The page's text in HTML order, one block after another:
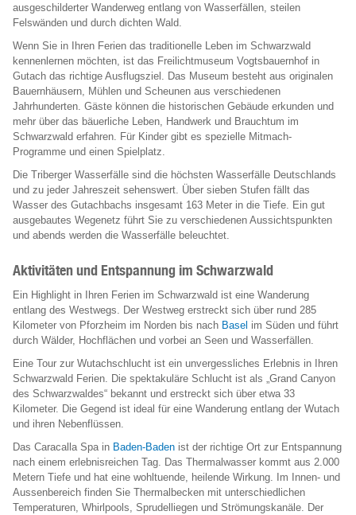
ausgeschilderter Wanderweg entlang von Wasserfällen, steilen
Felswänden und durch dichten Wald.
Wenn Sie in Ihren Ferien das traditionelle Leben im Schwarzwald
kennenlernen möchten, ist das Freilichtmuseum Vogtsbauernhof in
Gutach das richtige Ausflugsziel. Das Museum besteht aus originalen
Bauernhäusern, Mühlen und Scheunen aus verschiedenen
Jahrhunderten. Gäste können die historischen Gebäude erkunden und
mehr über das bäuerliche Leben, Handwerk und Brauchtum im
Schwarzwald erfahren. Für Kinder gibt es spezielle Mitmach-
Programme und einen Spielplatz.
Die Triberger Wasserfälle sind die höchsten Wasserfälle Deutschlands
und zu jeder Jahreszeit sehenswert. Über sieben Stufen fällt das
Wasser des Gutachbachs insgesamt 163 Meter in die Tiefe. Ein gut
ausgebautes Wegenetz führt Sie zu verschiedenen Aussichtspunkten
und abends werden die Wasserfälle beleuchtet.
Aktivitäten und Entspannung im Schwarzwald
Ein Highlight in Ihren Ferien im Schwarzwald ist eine Wanderung
entlang des Westwegs. Der Westweg erstreckt sich über rund 285
Kilometer von Pforzheim im Norden bis nach Basel im Süden und führt
durch Wälder, Hochflächen und vorbei an Seen und Wasserfällen.
Eine Tour zur Wutachschlucht ist ein unvergessliches Erlebnis in Ihren
Schwarzwald Ferien. Die spektakuläre Schlucht ist als „Grand Canyon
des Schwarzwaldes“ bekannt und erstreckt sich über etwa 33
Kilometer. Die Gegend ist ideal für eine Wanderung entlang der Wutach
und ihren Nebenflüssen.
Das Caracalla Spa in Baden-Baden ist der richtige Ort zur Entspannung
nach einem erlebnisreichen Tag. Das Thermalwasser kommt aus 2.000
Metern Tiefe und hat eine wohltuende, heilende Wirkung. Im Innen- und
Aussenbereich finden Sie Thermalbecken mit unterschiedlichen
Temperaturen, Whirlpools, Sprudelliegen und Strömungskanäle. Der